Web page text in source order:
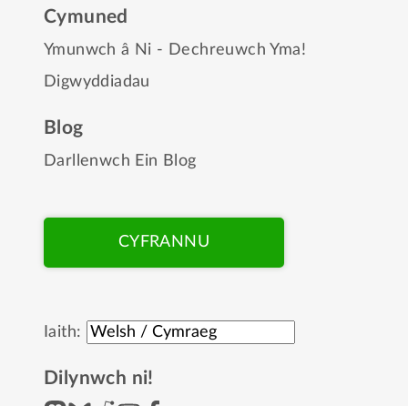
Cymuned
Ymunwch â Ni - Dechreuwch Yma!
Digwyddiadau
Blog
Darllenwch Ein Blog
CYFRANNU
Iaith:
Dilynwch ni!